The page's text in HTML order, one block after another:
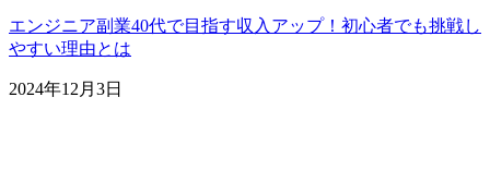
エンジニア副業40代で目指す収入アップ！初心者でも挑戦し
やすい理由とは
2024年12月3日